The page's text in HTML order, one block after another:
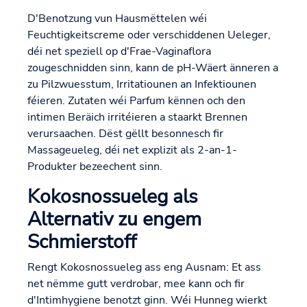
D'Benotzung vun Hausmëttelen wéi
Feuchtigkeitscreme oder verschiddenen Ueleger,
déi net speziell op d'Frae-Vaginaflora
zougeschnidden sinn, kann de pH-Wäert änneren a
zu Pilzwuesstum, Irritatiounen an Infektiounen
féieren. Zutaten wéi Parfum kënnen och den
intimen Beräich irritéieren a staarkt Brennen
verursaachen. Dëst gëllt besonnesch fir
Massageueleg, déi net explizit als 2-an-1-
Produkter bezeechent sinn.
Kokosnossueleg als
Alternativ zu engem
Schmierstoff
Rengt Kokosnossueleg ass eng Ausnam: Et ass
net nëmme gutt verdrobar, mee kann och fir
d'Intimhygiene benotzt ginn. Wéi Hunneg wierkt